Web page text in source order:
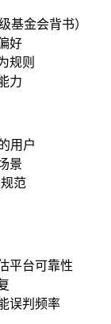
基金会背书）
好
规则
力
用户
景
范
平台可靠性
误判频率